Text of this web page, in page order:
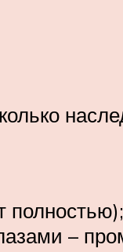
полностью);
–